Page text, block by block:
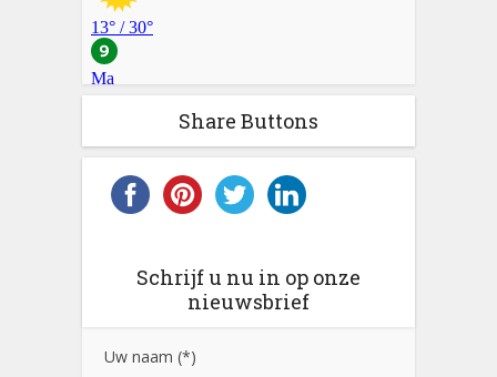
Share Buttons
Schrijf u nu in op onze
nieuwsbrief
Uw naam (*)